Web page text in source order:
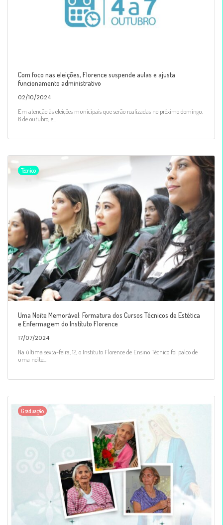
Com foco nas eleições, Florence suspende aulas e ajusta
funcionamento administrativo
02/10/2024
Em atenção às eleições municipais que serão realizadas no próximo domingo,
6 de outubro, e...
Técnico
Uma Noite Memorável: Formatura dos Cursos Técnicos de Estética
e Enfermagem do Instituto Florence
17/07/2024
Na última sexta-feira, 12, o Instituto Florence de Ensino Técnico foi palco de
uma noite...
Graduação